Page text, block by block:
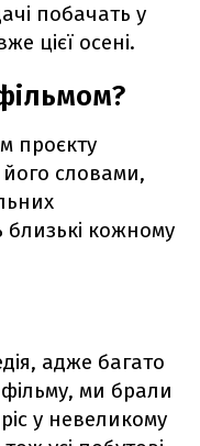
побачать у
цієї осені.
проєкту
словами,
близькі кожному
адже багато
ми брали
у невеликому